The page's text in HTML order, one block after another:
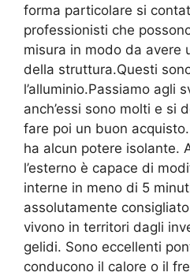
forma particolare si
professionisti che
misura in modo da avere
della struttura.Questi
l’alluminio.Passiamo agli
anch’essi sono molti e si
fare poi un buon
ha alcun potere isolante.
l’esterno è capace di
interne in meno di 5
assolutamente
vivono in territori dagli
gelidi. Sono eccellenti
conducono il calore o il